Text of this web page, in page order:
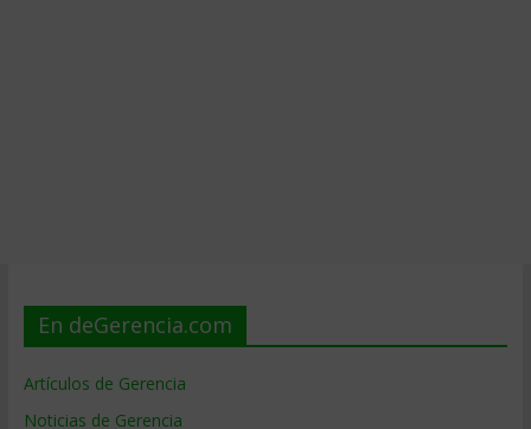
En deGerencia.com
Artículos de Gerencia
Noticias de Gerencia